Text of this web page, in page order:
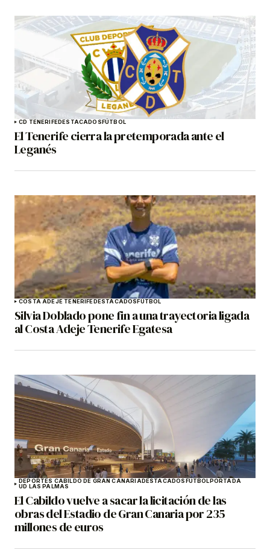
CD TENERIFEDESTACADOSFÚTBOL
El Tenerife cierra la pretemporada ante el
Leganés
COSTA ADEJE TENERIFEDESTACADOSFÚTBOL
Silvia Doblado pone fin a una trayectoria ligada
al Costa Adeje Tenerife Egatesa
DEPORTES CABILDO DE GRAN CANARIADESTACADOSFÚTBOLPORTADA
UD LAS PALMAS
El Cabildo vuelve a sacar la licitación de las
obras del Estadio de Gran Canaria por 235
millones de euros